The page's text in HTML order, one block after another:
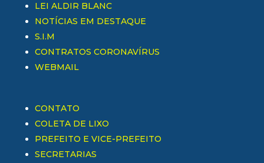
LEI ALDIR BLANC
NOTÍCIAS EM DESTAQUE
S.I.M
CONTRATOS CORONAVÍRUS
WEBMAIL
CONTATO
COLETA DE LIXO
PREFEITO E VICE-PREFEITO
SECRETARIAS